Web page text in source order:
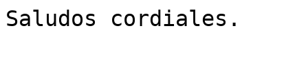
Saludos cordiales.